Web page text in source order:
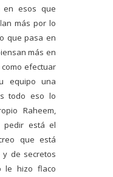
en esos que
más por lo
que pasa en
más en
efectuar
equipo una
todo eso lo
Raheem,
pedir está el
que está
y de secretos
le hizo flaco